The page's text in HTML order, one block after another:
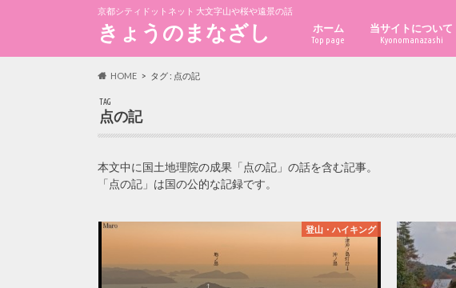
京都シティドットネット 大文字山や桜や遠景の話
きょうのまなざし ホーム
Top page
当サイトについて
Kyonomanazashi
HOME タグ : 点の記
TAG
点の記
本文中に国土地理院の成果「点の記」の話を含む記事。
「点の記」は国の公的な記録です。
登山・ハイキング